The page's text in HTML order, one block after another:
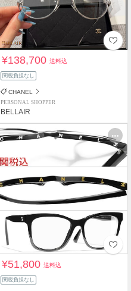
¥138,700送料込
関税負担なし
CHANEL
PERSONAL SHOPPER
BELLAIR
¥51,800送料込
関税負担なし